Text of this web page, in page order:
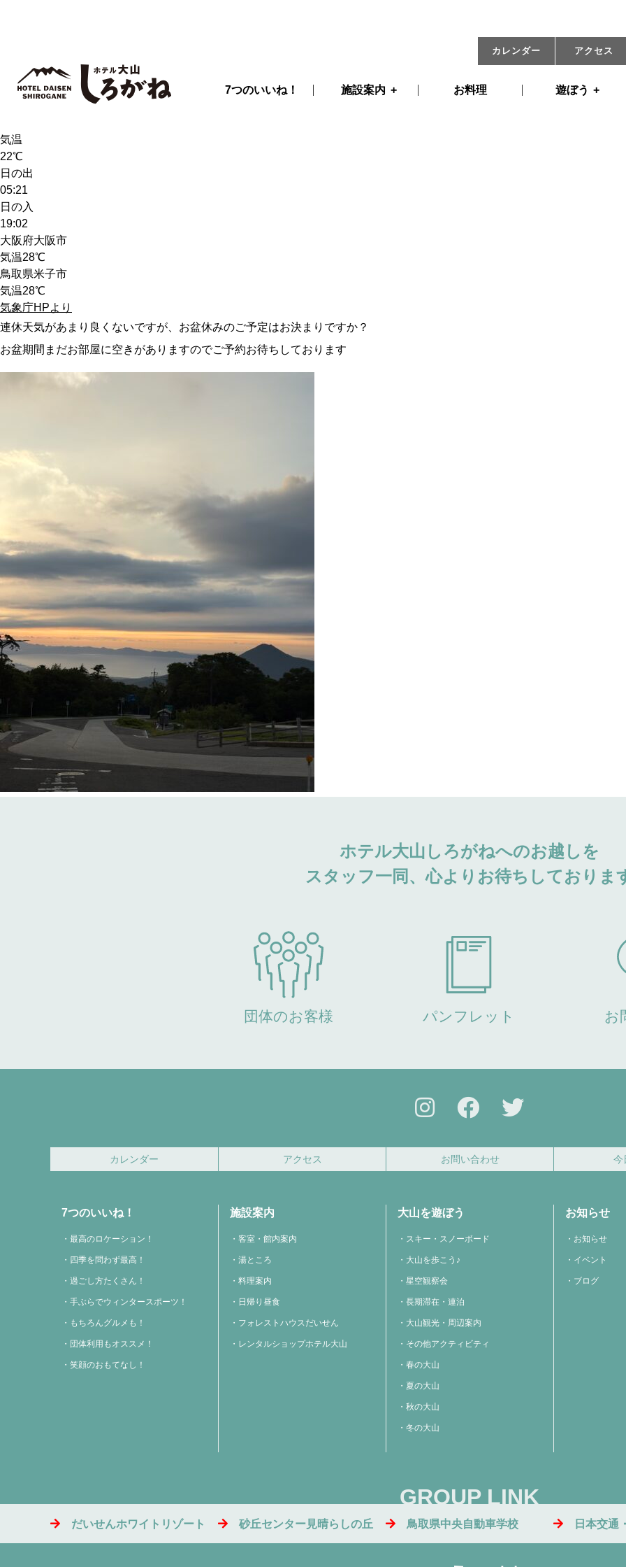
カレンダー アクセス
7つのいいね！ 施設案内 お料理 遊ぼう
08月09日(土) 09:00
気温
22℃
日の出
05:21
日の入
19:02
大阪府大阪市
気温28℃
鳥取県米子市
気温28℃
気象庁HPより
連休天気があまり良くないですが、お盆休みのご予定はお決まりですか？
お盆期間まだお部屋に空きがありますのでご予約お待ちしております
ホテル大山しろがねへのお越しを
スタッフ一同、心よりお待ちしておりま
団体のお客様 パンフレット お
カレンダー アクセス お問い合わせ 今
7つのいいね！
最高のロケーション！
四季を問わず最高！
過ごし方たくさん！
手ぶらでウィンタースポーツ！
もちろんグルメも！
団体利用もオススメ！
笑顔のおもてなし！
施設案内
客室・館内案内
湯ところ
料理案内
日帰り昼食
フォレストハウスだいせん
レンタルショップホテル大山
大山を遊ぼう
スキー・スノーボード
大山を歩こう♪
星空観察会
長期滞在・連泊
大山観光・周辺案内
その他アクティビティ
春の大山
夏の大山
秋の大山
冬の大山
お知らせ
お知らせ
イベント
ブログ
GROUP LINK
だいせんホワイトリゾート 砂丘センター見晴らしの丘 鳥取県中央自動車学校 日本交通